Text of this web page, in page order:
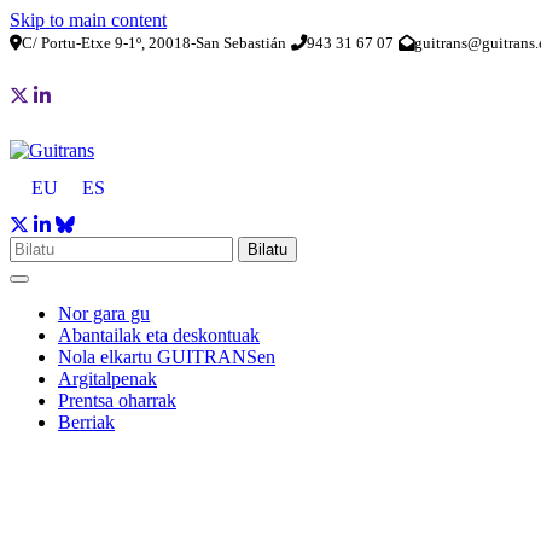
Skip to main content
C/ Portu-Etxe 9-1º, 20018-San Sebastián 943 31 67 07
EU ES
Bilatu
Nor gara gu
Abantailak eta deskontuak
Nola elkartu GUITRANSen
Argitalpenak
Prentsa oharrak
Berriak